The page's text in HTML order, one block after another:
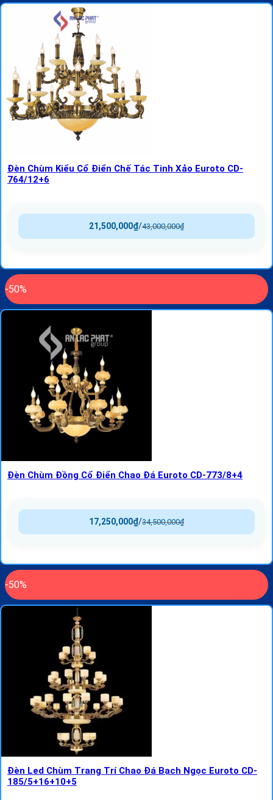
Đèn Chùm Kiểu Cổ Điển Chế Tác Tinh Xảo Euroto CD-
764/12+6
43,000,000₫
/
21,500,000₫
-50%
Đèn Chùm Đồng Cổ Điển Chao Đá Euroto CD-773/8+4
34,500,000₫
/
17,250,000₫
-50%
Đèn Led Chùm Trang Trí Chao Đá Bạch Ngọc Euroto CD-
185/5+16+10+5